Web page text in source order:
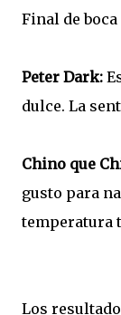
Final de
Peter Dark:
dulce. La
Chino que
gusto para
temperatura
Los